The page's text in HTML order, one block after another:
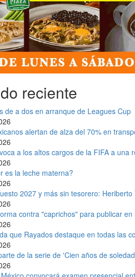
reciente
de a dos en arranque de Leagues Cup
alertan de alza del 70% en
a los altos cargos de la FIFA a una
es la leche materna?
2027 y más sin tesorero: Heriberto
contra "caprichos" para publicar en
que Rayados destaque en todas las
de la serie de 'Cien años de